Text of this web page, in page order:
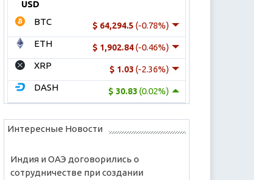
USD
$ 64,294.5 (-0.78%)
BTC
$ 1,902.84(-0.46%)
ETH
$ 1.03 (-2.36%)
XRP
$ 30.83 (0.02%)
DASH
Интересные Новости
Индия и ОАЭ договорились о
сотрудничестве при создании